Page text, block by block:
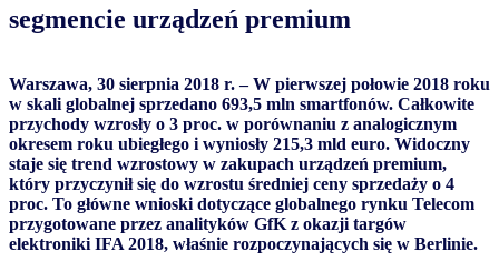
segmencie urządzeń premium
Warszawa, 30 sierpnia 2018 r. – W pierwszej połowie 2018 roku
w skali globalnej sprzedano 693,5 mln smartfonów. Całkowite
przychody wzrosły o 3 proc. w porównaniu z analogicznym
okresem roku ubiegłego i wyniosły 215,3 mld euro. Widoczny
staje się trend wzrostowy w zakupach urządzeń premium,
który przyczynił się do wzrostu średniej ceny sprzedaży o 4
proc. To główne wnioski dotyczące globalnego rynku Telecom
przygotowane przez analityków GfK z okazji targów
elektroniki IFA 2018, właśnie rozpoczynających się w Berlinie.